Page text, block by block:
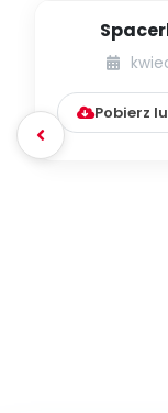
Krakowie
Pobierz